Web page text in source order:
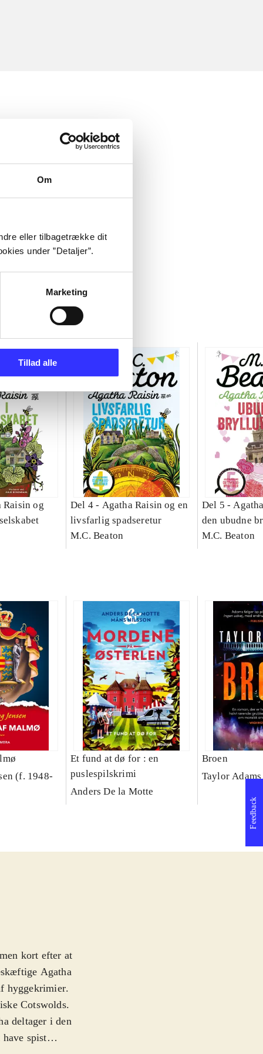
Om
eller tilbagetrække dit
under ”Detaljer”.
Marketing
Tillad alle
Raisin og
Del 4 - Agatha Raisin og en
livsfarlig spadseretur
M.C. Beaton
Del 5 -
den ubudne
M.C. Beaton
(f. 1948-
Et fund at dø for : en
puslespilskrimi
Anders De la Motte
Broen
Taylor Adams
kort efter at
Agatha
hyggekrimier.
Cotswolds.
deltager i den
spist
Feedback